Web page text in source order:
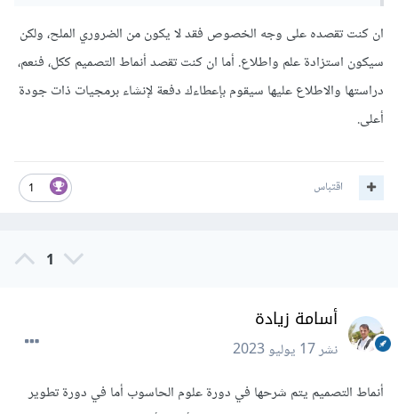
ان كنت تقصده على وجه الخصوص فقد لا يكون من الضروري الملح، ولكن
سيكون استزادة علم واطلاع. أما ان كنت تقصد أنماط التصميم ككل، فنعم،
دراستها والاطلاع عليها سيقوم بإعطاءك دفعة لإنشاء برمجيات ذات جودة
أعلى.
1 اقتباس
1
أسامة زيادة
نشر17 يوليو 2023
أنماط التصميم يتم شرحها في دورة علوم الحاسوب أما في دورة تطوير